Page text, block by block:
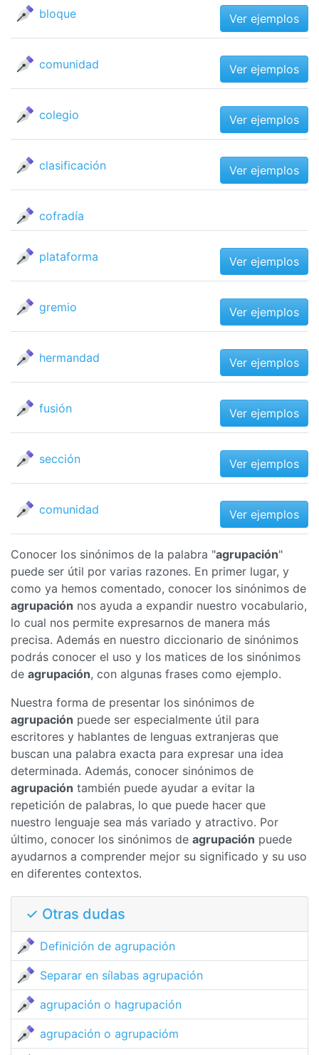
bloque Ver ejemplos
comunidad Ver ejemplos
colegio Ver ejemplos
clasificación Ver ejemplos
cofradía
plataforma Ver ejemplos
gremio Ver ejemplos
hermandad Ver ejemplos
fusión Ver ejemplos
sección Ver ejemplos
comunidad Ver ejemplos
Conocer los sinónimos de la palabra "agrupación"
puede ser útil por varias razones. En primer lugar, y
como ya hemos comentado, conocer los sinónimos de
agrupación nos ayuda a expandir nuestro vocabulario,
lo cual nos permite expresarnos de manera más
precisa. Además en nuestro diccionario de sinónimos
podrás conocer el uso y los matices de los sinónimos
de agrupación, con algunas frases como ejemplo.
Nuestra forma de presentar los sinónimos de
agrupación puede ser especialmente útil para
escritores y hablantes de lenguas extranjeras que
buscan una palabra exacta para expresar una idea
determinada. Además, conocer sinónimos de
agrupación también puede ayudar a evitar la
repetición de palabras, lo que puede hacer que
nuestro lenguaje sea más variado y atractivo. Por
último, conocer los sinónimos de agrupación puede
ayudarnos a comprender mejor su significado y su uso
en diferentes contextos.
✓ Otras dudas
Definición de agrupación
Separar en sílabas agrupación
agrupación o hagrupación
agrupación o agrupacióm